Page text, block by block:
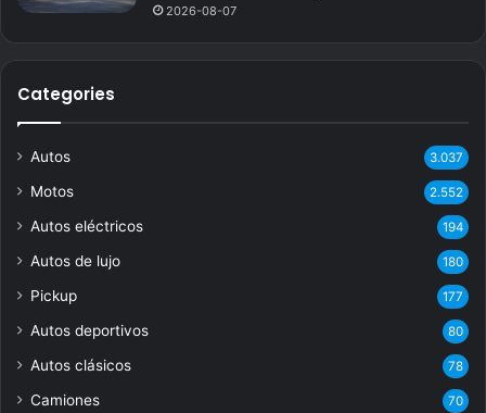
2026-08-07
Categories
Autos 3.037
Motos 2.552
Autos eléctricos 194
Autos de lujo 180
Pickup 177
Autos deportivos 80
Autos clásicos 78
Camiones 70